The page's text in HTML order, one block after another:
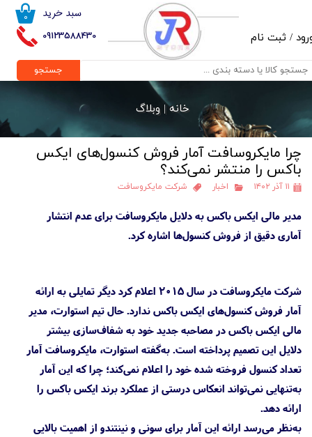
09123588430
۰ سبد خرید
/ ثبت نام
حساب کاربری من
تغییر گذر واژه
خروج از حساب کاربری
جستجو
خانه |وبلاگ
چرا مایکروسافت آمار فروش کنسول‌های ایکس
باکس را منتشر نمی‌کند؟
۱۱ آذر ۱۴۰۲ اخبار شرکت مایکروسافت
مدیر مالی ایکس باکس به دلایل مایکروسافت برای عدم انتشار
آماری دقیق از فروش کنسول‌ها اشاره کرد.
شرکت مایکروسافت در سال ۲۰۱۵ اعلام کرد دیگر تمایلی به ارائه
آمار فروش کنسول‌های ایکس باکس ندارد. حال تیم استوارت، مدیر
مالی ایکس باکس در مصاحبه جدید خود به شفاف‌سازی بیشتر
دلایل این تصمیم پرداخته است. به‌گفته استوارت، مایکروسافت آمار
تعداد کنسول فروخته شده خود را اعلام نمی‌کند؛ چرا که این آمار
به‌تنهایی نمی‌تواند انعکاس درستی از عملکرد برند ایکس باکس را
ارائه دهد.
به‌نظر می‌رسد ارائه این آمار برای سونی و نینتندو از اهمیت بالایی